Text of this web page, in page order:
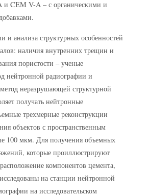
CEM V-A – с органическими и
и анализа структурных особенностей
наличия внутренних трещин и
пористости – ученые
нейтронной радиографии и
неразрушающей структурной
получать нейтронные
трехмерные реконструкции
объектов с пространственным
100 мкм. Для получения объемных
которые проиллюстрируют
компонентов цемента,
на станции нейтронной
на исследовательском